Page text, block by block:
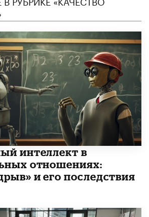
интеллект в
отношениях:
и его последствия